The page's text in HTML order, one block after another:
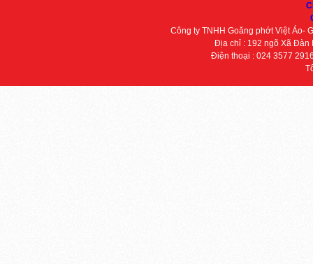
Công ty TNHH Goăng phớt Việt Áo-
Địa chỉ : 192 ngõ Xã Đàn
Điện thoại : 024 3577